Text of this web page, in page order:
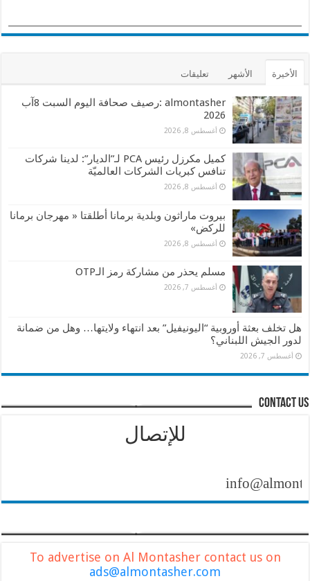
الأخيرة الأشهر تعليقات
almontasher :رصيف صحافة اليوم السبت 8آب
2026
أغسطس 8, 2026
كميل مكرزل رئيس PCA لـ”الديار”: لدينا شركات
تنافس كبريات الشركات العالميّة
أغسطس 8, 2026
بيروت ماراثون وبلدية برمانا أطلقتا « مهرجان برمانا
للركض»
أغسطس 8, 2026
مسلم يحذر من مشاركة رمز الـOTP
أغسطس 7, 2026
هل تخلف بعثة أوروبية “اليونيفيل” بعد انتهاء ولايتها… وهل من ضمانة
لدور الجيش اللبناني؟
أغسطس 7, 2026
contact us
للإتصال
To advertise on Al Montasher contact us on
ads@almontasher.com